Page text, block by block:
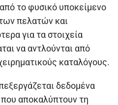
το φυσικό υποκείμενο
πελατών και
για τα στοιχεία
να αντλούνται από
καταλόγους.
δεδομένα
αποκαλύπτουν τη